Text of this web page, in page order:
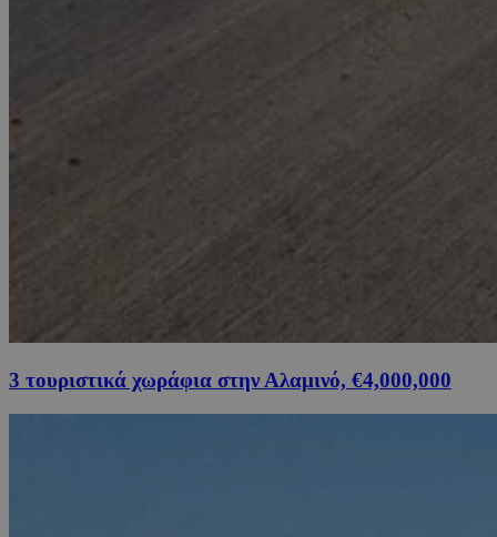
3 τουριστικά χωράφια στην Αλαμινό, €4,000,000